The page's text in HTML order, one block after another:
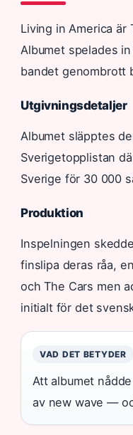
Living in America
Albumet spelades
bandet genombrott
Utgivningsdetaljer
Albumet släpptes
Sverigetopplistan
Sverige för 30 000
Produktion
Inspelningen
finslipa deras råa,
och The Cars men
initialt för det
VAD DET BETYDER
Att albumet
av new wave —